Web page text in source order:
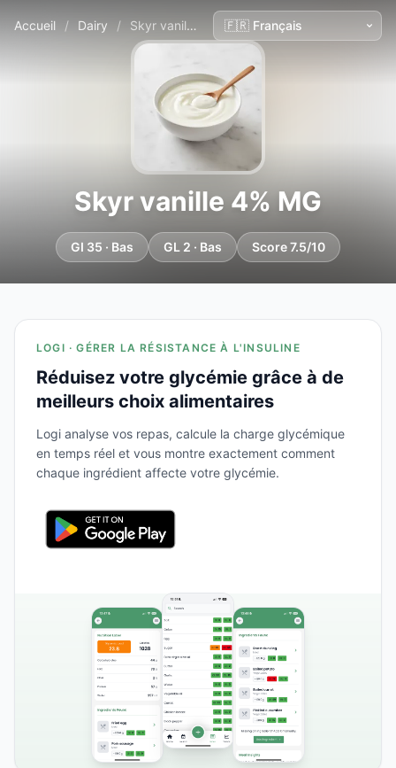
Accueil / Dairy / Skyr vanille 4% MG
Skyr vanille 4% MG
GI 35 · Bas GL 2 · Bas Score 7.5/10
LOGI · GÉRER LA RÉSISTANCE À L'INSULINE
Réduisez votre glycémie grâce à de
meilleurs choix alimentaires
Logi analyse vos repas, calcule la charge glycémique
en temps réel et vous montre exactement comment
chaque ingrédient affecte votre glycémie.